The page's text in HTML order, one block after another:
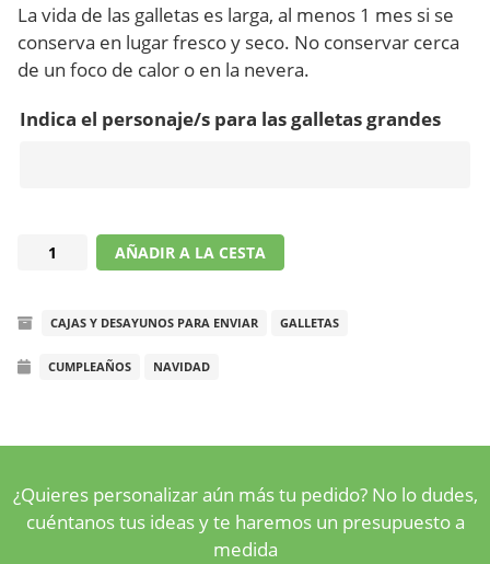
La vida de las galletas es larga, al menos 1 mes si se
conserva en lugar fresco y seco. No conservar cerca
de un foco de calor o en la nevera.
Indica el personaje/s para las galletas grandes
Galletas
cantidad
AÑADIR A LA CESTA
CAJAS Y DESAYUNOS PARA ENVIAR GALLETAS
CUMPLEAÑOS NAVIDAD
¿Quieres personalizar aún más tu pedido? No lo dudes,
cuéntanos tus ideas y te haremos un presupuesto a
medida